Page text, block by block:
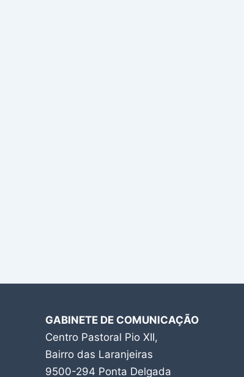
GABINETE DE COMUNICAÇÃO
Centro Pastoral Pio XII,
Bairro das Laranjeiras
9500-294 Ponta Delgada